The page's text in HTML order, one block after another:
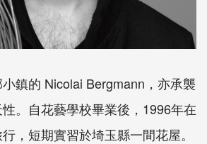
鎮的 Nicolai Bergmann，亦承襲
。自花藝學校畢業後，1996年在
，短期實習於埼玉縣一間花屋。